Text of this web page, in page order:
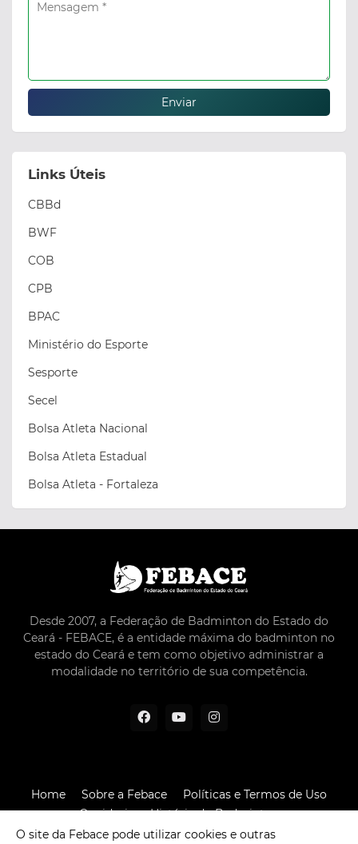
Links Úteis
CBBd
BWF
COB
CPB
BPAC
Ministério do Esporte
Sesporte
Secel
Bolsa Atleta Nacional
Bolsa Atleta Estadual
Bolsa Atleta - Fortaleza
Desde 2007, a Federação de Badminton do Estado do
Ceará - FEBACE, é a entidade máxima do badminton no
estado do Ceará e tem como objetivo administrar a
modalidade no território de sua competência.
Desenvolvido por -Pixel Conteúdos © 2023
Home Sobre a Febace
Políticas e Termos de Uso
Ouvidoria
História do Badminton
O site da Febace pode utilizar cookies e outras